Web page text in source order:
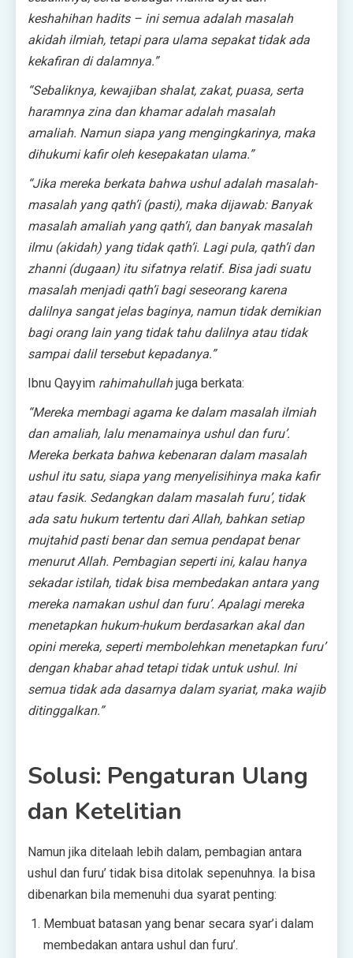
keshahihan hadits – ini semua adalah masalah
akidah ilmiah, tetapi para ulama sepakat tidak ada
kekafiran di dalamnya.”
“Sebaliknya, kewajiban shalat, zakat, puasa, serta
haramnya zina dan khamar adalah masalah
amaliah. Namun siapa yang mengingkarinya, maka
dihukumi kafir oleh kesepakatan ulama.”
“Jika mereka berkata bahwa ushul adalah masalah-
masalah yang qath’i (pasti), maka dijawab: Banyak
masalah amaliah yang qath’i, dan banyak masalah
ilmu (akidah) yang tidak qath’i. Lagi pula, qath’i dan
zhanni (dugaan) itu sifatnya relatif. Bisa jadi suatu
masalah menjadi qath’i bagi seseorang karena
dalilnya sangat jelas baginya, namun tidak demikian
bagi orang lain yang tidak tahu dalilnya atau tidak
sampai dalil tersebut kepadanya.”
Ibnu Qayyim rahimahullahjuga berkata:
“Mereka membagi agama ke dalam masalah ilmiah
dan amaliah, lalu menamainya ushul dan furu’.
Mereka berkata bahwa kebenaran dalam masalah
ushul itu satu, siapa yang menyelisihinya maka kafir
atau fasik. Sedangkan dalam masalah furu’, tidak
ada satu hukum tertentu dari Allah, bahkan setiap
mujtahid pasti benar dan semua pendapat benar
menurut Allah. Pembagian seperti ini, kalau hanya
sekadar istilah, tidak bisa membedakan antara yang
mereka namakan ushul dan furu’. Apalagi mereka
menetapkan hukum-hukum berdasarkan akal dan
opini mereka, seperti membolehkan menetapkan furu’
dengan khabar ahad tetapi tidak untuk ushul. Ini
semua tidak ada dasarnya dalam syariat, maka wajib
ditinggalkan.”
Solusi: Pengaturan Ulang
dan Ketelitian
Namun jika ditelaah lebih dalam, pembagian antara
ushul dan furu’ tidak bisa ditolak sepenuhnya. Ia bisa
dibenarkan bila memenuhi dua syarat penting:
Membuat batasan yang benar secara syar’i dalam
membedakan antara ushul dan furu’.